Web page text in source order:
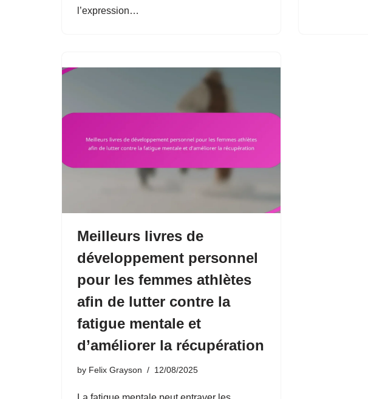
l’expression…
Meilleurs livres de
développement personnel
pour les femmes athlètes
afin de lutter contre la
fatigue mentale et
d’améliorer la récupération
by Felix Grayson 12/08/2025